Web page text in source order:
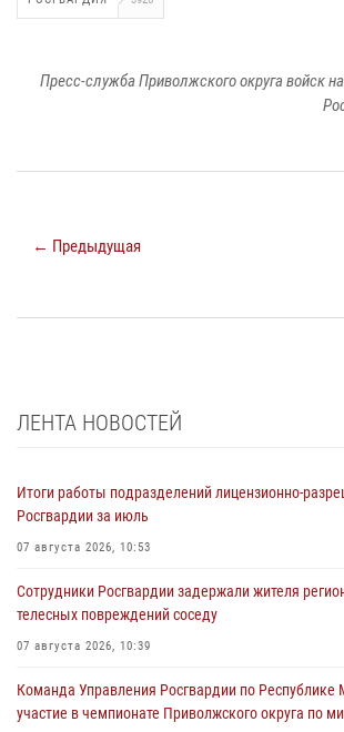
Пресс-служба Приволжского округа войск
← Предыдущая
ЛЕНТА НОВОСТЕЙ
Итоги работы подразделений лицензионно-
Росгвардии за июль
07 августа 2026, 10:53
Сотрудники Росгвардии задержали жителя
телесных повреждений соседу
07 августа 2026, 10:39
Команда Управления Росгвардии по Республике
участие в чемпионате Приволжского округа по